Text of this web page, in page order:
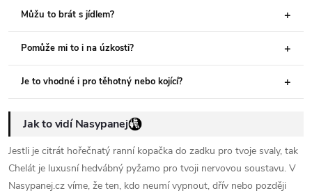
Můžu to brát s jídlem?
Pomůže mi to i na úzkosti?
Je to vhodné i pro těhotný nebo kojící?
Jak to vidí Nasypanej
Jestli je citrát hořečnatý ranní kopačka do zadku pro tvoje svaly, tak
Chelát je luxusní hedvábný pyžamo pro tvoji nervovou soustavu. V
Nasypanej.cz víme, že ten, kdo neumí vypnout, dřív nebo později